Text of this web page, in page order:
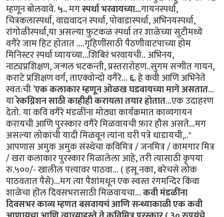
म्हणून बोलवावे.५..मगस्पर्धा भरवायच्या...गायनस्पर्धा,
चित्रकलास्पर्धा, वाद्यवादन स्पर्धा, पोवाडास्पर्धा, अभिनयस्पर्धा,
रांगोळीस्पर्धा,या असल्या फ़ुटकळ स्पर्धा तर शाळेच्या सुटीमध्ये
वगैरे जाम हिट होतात ....गृहिणींसाठी पैठणीवाटपाच्या होम
मिनिस्टर स्पर्धा घ्यायच्या...शिबिरं भरवायची.. अभिनय,
नाट्यप्रशिक्षण, जन्गल भटकन्ती, प्रस्तरारोहण..सुगम सन्गीत गायन,
कराटे प्रशिक्षण वर्ग, ताएक्वोन्दो वगैरे...६.हे कवी आणि अभिनेते
स्वत:ची’एक कलाकार म्हणून ओळख घडवायच्या मागे असतात...
यारेकग्निशन साठी काहीही करायला तयार होतात...एक उदाहरण
देतो. या कवि वगैरे मंडळींना मोठ्या कार्यक्रमात काव्यगायन
करायची आणि पुरस्कार वगैरे मिळवायची फ़ार हौस असते...मग
असल्या लोकांची यादी मिळवून त्यांना घरी पत्रे धाडायची,.."
आपणास अमुक अमुक संस्थेचा कविमित्र / जनमित्र / कामगार मित्र
/ खरा कलाकार पुरस्कार मिळालेला आहे, तरी त्यासाठी कृपया
रु.५००/- खालील पत्त्यावर पाठवा... ( हसू नका, बरेचसे लोक
पाठवतात पैसे)...मग त्या पैशांमधून एक स्वस्त रंगमन्दिर किंवा
शाळेचा हॊल दिवसभरासाठी मिळवायचा...कवी मंडळींना
दिवसभर काव्य म्हणत बसवायचं आणि सन्ध्याकाळी एक कवी